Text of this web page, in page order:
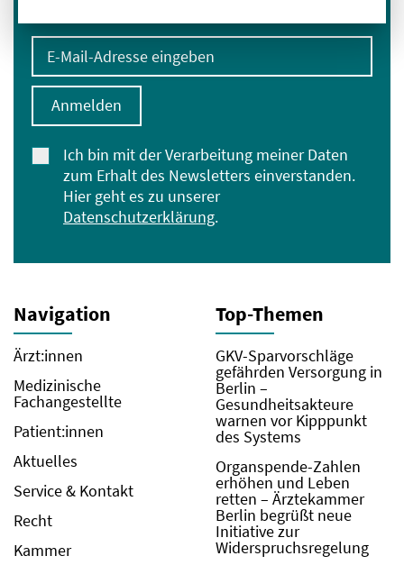
E-Mail-Adresse eingeben
Ich bin mit der Verarbeitung meiner Daten
zum Erhalt des Newsletters einverstanden.
Hier geht es zu unserer
Datenschutzerklärung.
Anmelden
Navigation
Ärzt:innen
Medizinische
Fachangestellte
Patient:innen
Aktuelles
Service & Kontakt
Recht
Kammer
Top-Themen
GKV-Sparvorschläge
gefährden Versorgung in
Berlin –
Gesundheitsakteure
warnen vor Kipppunkt
des Systems
Organspende-Zahlen
erhöhen und Leben
retten – Ärztekammer
Berlin begrüßt neue
Initiative zur
Widerspruchsregelung